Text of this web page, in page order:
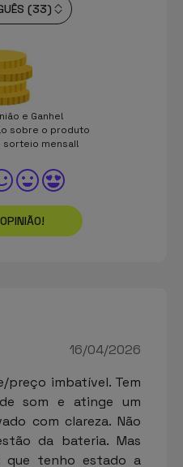
(33)
e Ganhe!
sobre o produto
sorteio mensal!
16/04/2026
preço imbatível. Tem
som e atinge um
com clareza. Não
da bateria. Mas
tenho estado a